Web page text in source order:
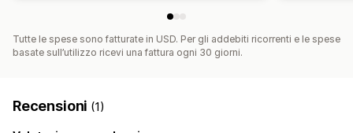
Tutte le spese sono fatturate in USD. Per gli addebiti ricorrenti e le spese
basate sull’utilizzo ricevi una fattura ogni 30 giorni.
Recensioni (1)